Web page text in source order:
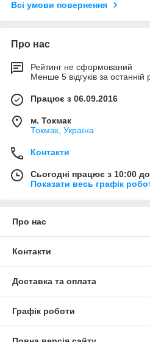
Всі умови повернення
Про нас
Рейтинг не сформований
Менше 5 відгуків за останній
Працює з 06.09.2016
м. Токмак
Токмак, Україна
Контакти
Сьогодні працює з 10:00
Показати весь графік
Про нас
Контакти
Доставка та оплата
Графік роботи